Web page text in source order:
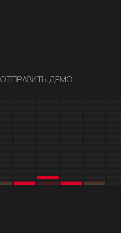
ОТПРАВИТЬ ДЕМО